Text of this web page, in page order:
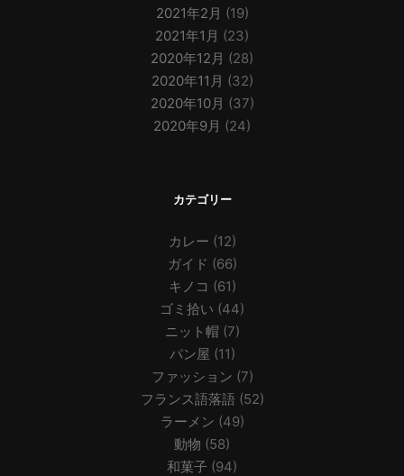
2021年2月 (19)
2021年1月 (23)
2020年12月 (28)
2020年11月 (32)
2020年10月 (37)
2020年9月 (24)
カテゴリー
カレー (12)
ガイド (66)
キノコ (61)
ゴミ拾い (44)
ニット帽 (7)
パン屋 (11)
ファッション (7)
フランス語落語 (52)
ラーメン (49)
動物 (58)
和菓子 (94)